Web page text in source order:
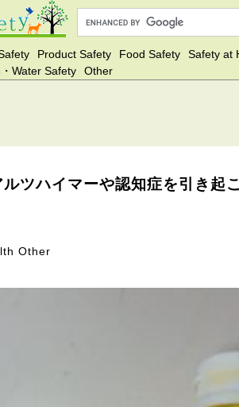
Product Safety Food Safety Safety at
Water Safety Other
ツハイマーや認知症を引き起こ
Other